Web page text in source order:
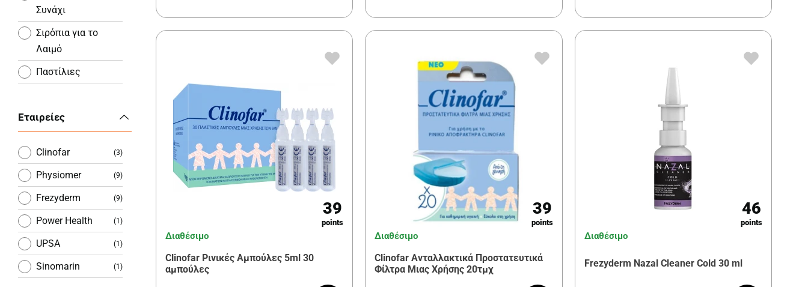
Συνάχι
Σιρόπια για το
Λαιμό
Παστίλιες
Spray για το
Λαιμό
Balm για
Εντριβές
Σκασμένα
Χείλη
Σκασμένα
Χέρια
Εταιρείες
Clinofar (3)
Physiomer (9)
Frezyderm (9)
Power Health (1)
UPSA (1)
Sinomarin (1)
39
points
Διαθέσιμο
Clinofar Ρινικές Αμπούλες 5ml 30
αμπούλες
39
points
Διαθέσιμο
Clinofar Ανταλλακτικά Προστατευτικά
Φίλτρα Μιας Χρήσης 20τμχ
46
points
Διαθέσιμο
Frezyderm Nazal Cleaner Cold 30 ml